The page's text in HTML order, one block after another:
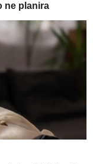
ne planira